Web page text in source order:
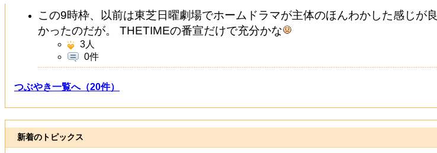
この9時枠、以前は東芝日曜劇場でホームドラマが主体のほんわかした感じが良
かったのだが。 THETIMEの番宣だけで充分かな
3人
0件
つぶやき一覧へ（20件）
新着のトピックス